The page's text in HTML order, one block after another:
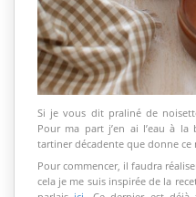
Si je vous dit praliné de
Pour ma part j’en ai l’eau à
tartiner décadente que donne ce
Pour commencer, il faudra
cela je me suis inspirée de la